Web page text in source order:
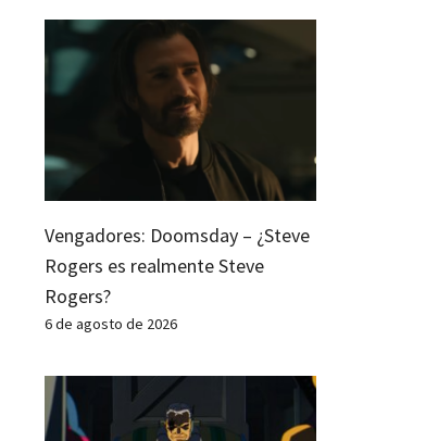
Vengadores: Doomsday – ¿Steve
Rogers es realmente Steve
Rogers?
6 de agosto de 2026